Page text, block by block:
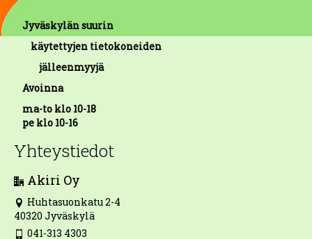
Jyväskylän suurin
käytettyjen tietokoneiden
jälleenmyyjä
Avoinna
ma-to klo 10-18
pe klo 10-16
Yhteystiedot
Akiri Oy
Huhtasuonkatu 2-4
40320 Jyväskylä
041-313 4303